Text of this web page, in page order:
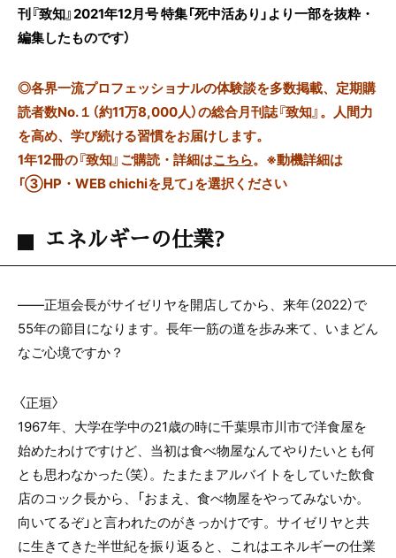
刊『致知』2021年12月号 特集「死中活あり」より一部を抜粋・
編集したものです）
◎各界一流プロフェッショナルの体験談を多数掲載、定期購
読者数No.１（約11万8,000人）の総合月刊誌『致知』。人間力
を高め、学び続ける習慣をお届けします。
1年12冊の『致知』ご購読・詳細はこちら。 ※動機詳細は
「③HP・WEB chichiを見て」を選択ください
エネルギーの仕業?
――正垣会長がサイゼリヤを開店してから、来年（2022）で
55年の節目になります。長年一筋の道を歩み来て、いまどん
なご心境ですか？
〈正垣〉
1967年、大学在学中の21歳の時に千葉県市川市で洋食屋を
始めたわけですけど、当初は食べ物屋なんてやりたいとも何
とも思わなかった（笑）。たまたまアルバイトをしていた飲食
店のコック長から、「おまえ、食べ物屋をやってみないか。
向いてるぞ」と言われたのがきっかけです。サイゼリヤと共
に生きてきた半世紀を振り返ると、これはエネルギーの仕業